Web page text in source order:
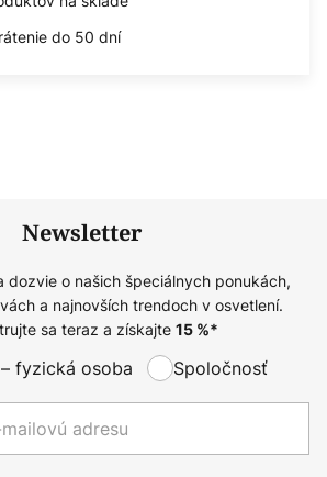
do 50 dní
Newsletter
dozvie o našich špeciálnych ponukách,
a najnovších trendoch v osvetlení.
sa teraz a získajte 15%*
fyzická osoba Spoločnosť